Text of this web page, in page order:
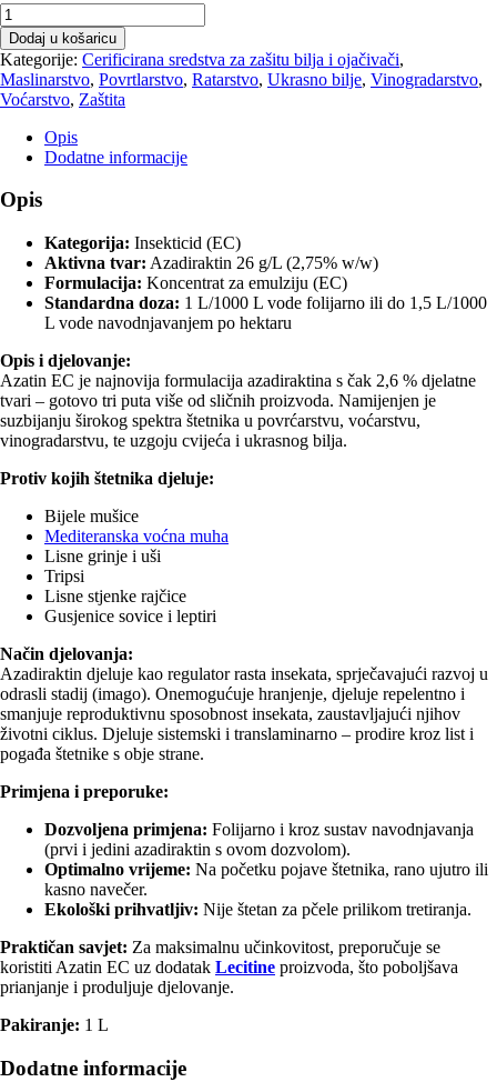
Azatin
Ec
-
Sistemični
ekološki
insekticid
količina
Dodaj u košaricu
Kategorije: Cerificirana sredstva za zašitu bilja i ojačivači,
Maslinarstvo, Povrtlarstvo, Ratarstvo, Ukrasno bilje, Vinogradarstvo,
Voćarstvo, Zaštita
Opis
Dodatne informacije
Opis
Kategorija: Insekticid (EC)
Aktivna tvar: Azadiraktin 26 g/L (2,75% w/w)
Formulacija: Koncentrat za emulziju (EC)
Standardna doza: 1 L/1000 L vode folijarno ili do 1,5 L/1000
L vode navodnjavanjem po hektaru
Opis i djelovanje:
Azatin EC je najnovija formulacija azadiraktina s čak 2,6 % djelatne
tvari – gotovo tri puta više od sličnih proizvoda. Namijenjen je
suzbijanju širokog spektra štetnika u povrćarstvu, voćarstvu,
vinogradarstvu, te uzgoju cvijeća i ukrasnog bilja.
Protiv kojih štetnika djeluje:
Bijele mušice
Mediteranska voćna muha
Lisne grinje i uši
Tripsi
Lisne stjenke rajčice
Gusjenice sovice i leptiri
Način djelovanja:
Azadiraktin djeluje kao regulator rasta insekata, sprječavajući razvoj u
odrasli stadij (imago). Onemogućuje hranjenje, djeluje repelentno i
smanjuje reproduktivnu sposobnost insekata, zaustavljajući njihov
životni ciklus. Djeluje sistemski i translaminarno – prodire kroz list i
pogađa štetnike s obje strane.
Primjena i preporuke:
Dozvoljena primjena: Folijarno i kroz sustav navodnjavanja
(prvi i jedini azadiraktin s ovom dozvolom).
Optimalno vrijeme: Na početku pojave štetnika, rano ujutro ili
kasno navečer.
Ekološki prihvatljiv: Nije štetan za pčele prilikom tretiranja.
Praktičan savjet: Za maksimalnu učinkovitost, preporučuje se
koristiti Azatin EC uz dodatak Lecitine proizvoda, što poboljšava
prianjanje i produljuje djelovanje.
Pakiranje: 1 L
Dodatne informacije